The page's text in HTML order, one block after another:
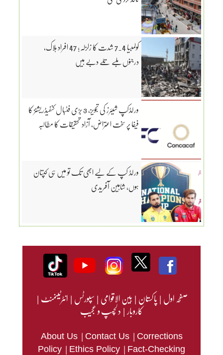
کولمبیا 7.4 شدت کا زلزلہ؛ 47 افراد ہلاک،
درجنوں ملبے تلے دبے ہیں
ورلڈکپ شیئرز کی تجویز، 3 بڑی فٹبال کنفیڈریشنز کا
فیفا پر سخت اعتراض، آزاد تحقیقات کا مطالبہ
ورلڈ کپ کے لیے ابھی تک تو میں ہی کپتان
ہوں، شاہین آفریدی
صفحہ اول|پاکستان|بین الاقوامی|سپورٹس|انٹرٹینمنٹ|
کاروبار|دلچسپ و عجیب
About Us | Contact Us | Corrections
Policy | Ethics Policy | Fact-Checking